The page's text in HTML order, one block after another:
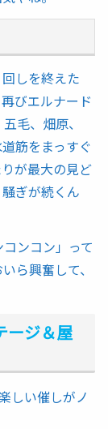
しを終えた
びエルナード
毛、畑原、
筋をまっすぐ
が最大の見ど
ぎが続くん
ンコン」って
ら興奮して、
ージ＆屋
しい催しがノ